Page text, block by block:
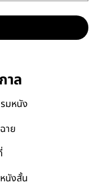
าล
มหนัง
าย
นังสั้น